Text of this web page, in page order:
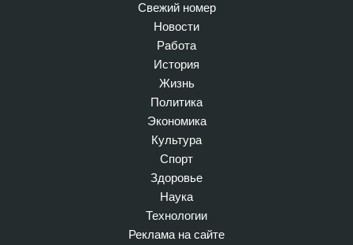
Свежий номер
Новости
Работа
История
Жизнь
Политика
Экономика
Культура
Спорт
Здоровье
Наука
Технологии
Реклама на сайте